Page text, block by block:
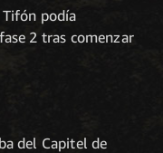
podía
2 tras comenzar
del Capitel de